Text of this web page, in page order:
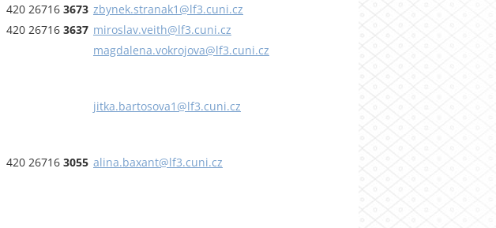
420 26716 3673 zbynek.stranak1@lf3.cuni.cz
420 26716 3637 miroslav.veith@lf3.cuni.cz
magdalena.vokrojova@lf3.cuni.cz
jitka.bartosova1@lf3.cuni.cz
420 26716 3055 alina.baxant@lf3.cuni.cz